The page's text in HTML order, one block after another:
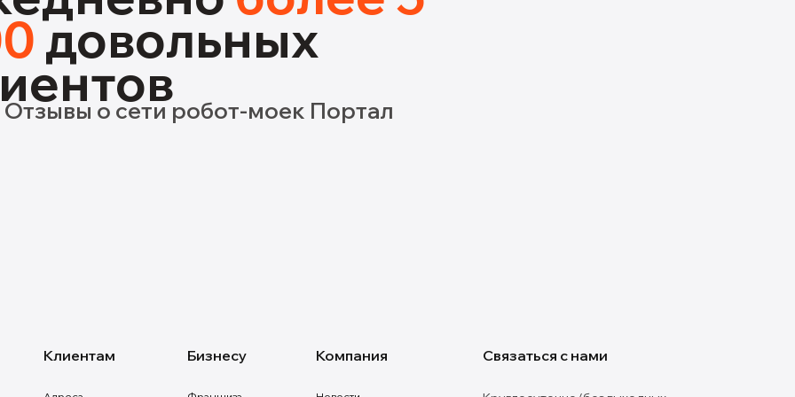
Отзывы о сети робот-моек Портал
довольных
Клиентам Бизнесу Компания Связаться с нами